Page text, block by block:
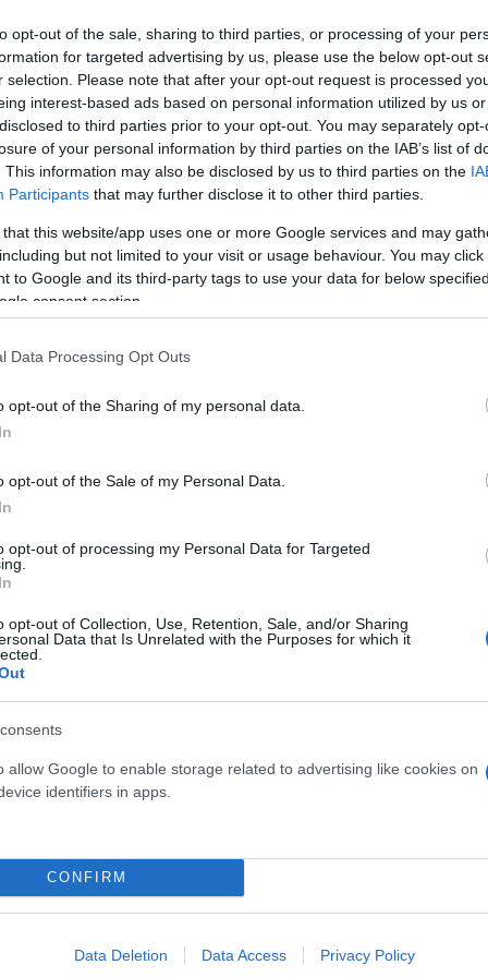
opt-out of the sale, sharing to third parties, or processing of your
for targeted advertising by us, please use the below opt-out
selection. Please note that after your opt-out request is processed
interest-based ads based on personal information utilized by us
to third parties prior to your opt-out. You may separately
of your personal information by third parties on the IAB’s list of
This information may also be disclosed by us to third parties on the
Participants that may further disclose it to other third parties.
that this website/app uses one or more Google services and may
but not limited to your visit or usage behaviour. You may
to Google and its third-party tags to use your data for below
consent section.
Data Processing Opt Outs
opt-out of the Sharing of my personal data.
opt-out of the Sale of my Personal Data.
opt-out of processing my Personal Data for Targeted
opt-out of Collection, Use, Retention, Sale, and/or Sharing
Data that Is Unrelated with the Purposes for which it
allow Google to enable storage related to advertising like cookies on
identifiers in apps.
CONFIRM
Data Deletion Data Access Privacy Policy
Kikau
03 gennaio 2022